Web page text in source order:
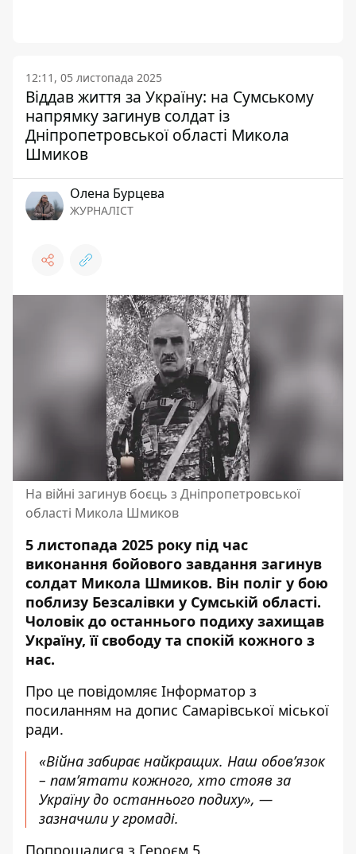
12:11, 05 листопада 2025
Віддав життя за Україну: на Сумському
напрямку загинув солдат із
Дніпропетровської області Микола
Шмиков
Олена Бурцева
ЖУРНАЛІСТ
На війні загинув боєць з Дніпропетровської
області Микола Шмиков
5 листопада 2025 року під час
виконання бойового завдання загинув
солдат Микола Шмиков. Він поліг у бою
поблизу Безсалівки у Сумській області.
Чоловік до останнього подиху захищав
Україну, її свободу та спокій кожного з
нас.
Про це повідомляє Інформатор з
посиланням на допис Самарівської міської
ради.
«Війна забирає найкращих. Наш обов’язок
– пам’ятати кожного, хто стояв за
Україну до останнього подиху», —
зазначили у громаді.
Попрощалися з Героєм 5